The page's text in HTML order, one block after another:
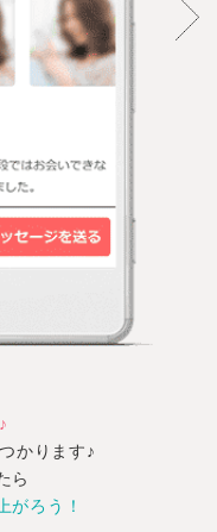
かります♪
ら
がろう！